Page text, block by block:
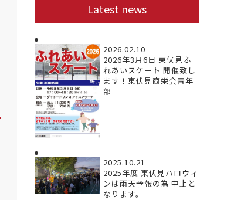
Latest news
2026.02.10
2026年3月6日 東伏見ふ
れあいスケート 開催致し
ます！東伏見商栄会青年
部
2025.10.21
2025年度 東伏見ハロウィ
ンは雨天予報の為 中止と
なります。